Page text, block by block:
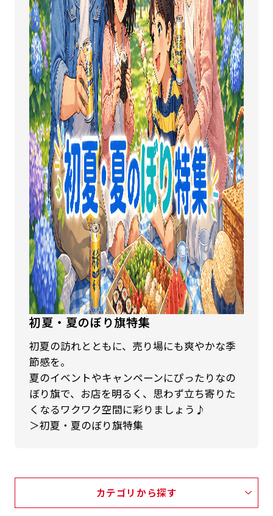
初夏・夏のぼり旗特集
初夏の訪れとともに、売り場にも爽やかな季
節感を。
夏のイベントやキャンペーンにぴったりなの
ぼり旗で、お店を明るく、思わず立ち寄りた
くなるワクワク空間に彩りましょう♪
＞初夏・夏のぼり旗特集
カテゴリから探す